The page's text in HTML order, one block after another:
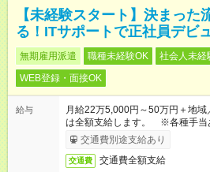
【未経験スタート】決まった
る！ITサポートで正社員デビ
無期雇用派遣 職種未経験OK 社会人未経
WEB登録・面接OK
給与
月給22万5,000円～50万円＋地
は全額支給します。 ※各種手当
考慮して加給・優遇します。
交通費別途支給あり
交通費 交通費全額支給